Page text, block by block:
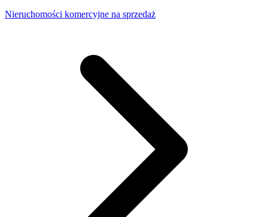
Nieruchomości komercyjne na sprzedaż